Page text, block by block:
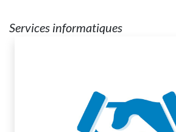
Services informatiques